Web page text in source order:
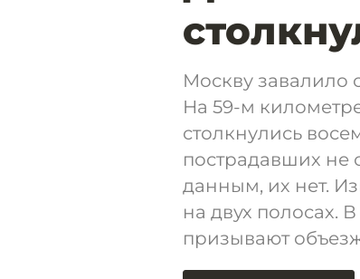
Москву завалило
На 59-м
столкнулись
пострадавших не
данным, их нет.
на двух полосах.
призывают